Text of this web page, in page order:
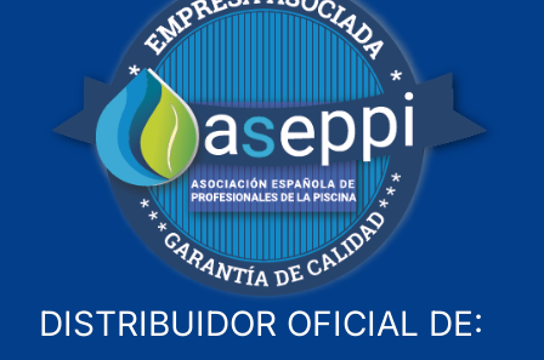
DISTRIBUIDOR OFICIAL DE: